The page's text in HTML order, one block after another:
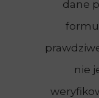
dane
nie